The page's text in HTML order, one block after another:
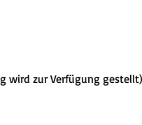
wird zur Verfügung